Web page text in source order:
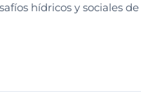
hídricos y sociales de